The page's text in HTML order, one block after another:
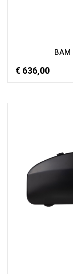
BAM
€ 636,00